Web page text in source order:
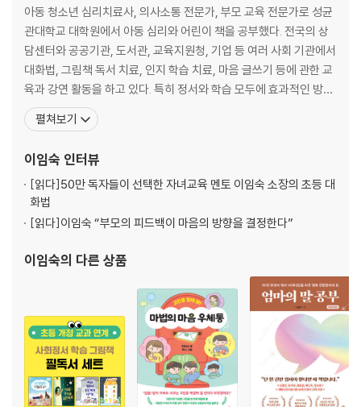
11. 따뜻했나요? 아이가 고맙다고 하나요?
12. 성공적인 훈육을 위한 제1원칙: 따뜻한 훈육
13. 성공적인 훈육을 위한 제2원칙: 단단한 훈육
14. 성공적인 훈육을 위한 제3원칙: 깨닫는 훈육
[+plus] 아이의 감정만큼 중요한 부모의 감정 조절법
4장 흔들리지 않는 실전 훈육
16. 식당에서 가만있지 못하는 아이 훈육법
17. 아이를 통제하기 힘들 때는 ‘백허그 훈육법’
5장 훈육이 성공했을 때, 실패했을 때
19. 단단함이 부족하면 나타나는 부작용
21. 아이의 뇌에 꼭 필요한 ‘야단친 후 30분 법칙’
[+plus] 훈육에 도움 되는 진짜 칭찬
6장 훈육이 필요 없는 훈육법
22. 긍정적 의도를 찾아 주면 훈육이 필요 없어진다
23. 강점을 말해 주면 아이의 마음이 달라진다
아동 청소년 심리치료사, 의사소통 전문가, 부모 교육 전문가로 성균
관대학교 대학원에서 아동 심리와 어린이 책을 공부했다. 전국의 상
담센터와 공공기관, 도서관, 교육지원청, 기업 등 여러 사회 기관에서
대화법, 그림책 독서 치료, 인지 학습 치료, 마음 글쓰기 등에 관한 교
육과 강연 활동을 하고 있다. 특히 정서와 학습 모두에 효과적인 방법
을 연구 개발하는 중이며, 현재 한국독서치료학회 이사, 맑은숲아동
청소년상담센터 소장을 맡고 있다. 독서문화진흥 유공 국무총리표창
다』(2025), 『이임숙의 결국 잘되는
펼쳐보기
이임숙 인터뷰
[읽다]50만 독자들이 선택한 자녀교육 멘토 이임숙 소장의 초등 대
화법
[읽다]이임숙 “부모의 피드백이 마음의 방향을 결정한다”
이임숙의 다른 상품